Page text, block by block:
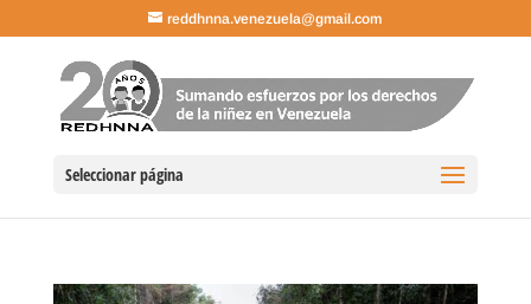
reddhnna.venezuela@gmail.com
Seleccionar página